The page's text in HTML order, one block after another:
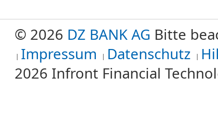
© 2026 DZ BANK AG Bitte
Impressum
Datenschutz
2026 Infront Financial